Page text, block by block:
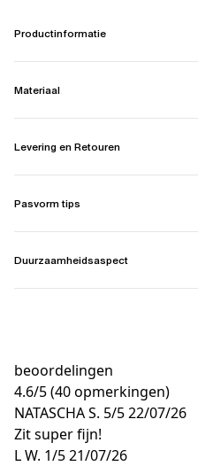
Productinformatie
Materiaal
Levering en Retouren
Pasvorm tips
Duurzaamheidsaspect
beoordelingen
4.6/5(40 opmerkingen)
NATASCHA S. 5/522/07/26
Zit super fijn!
L W. 1/521/07/26